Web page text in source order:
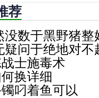
荐
数于黑野猪整
问于绝地对不
士施毒术
换详细
叼着鱼可以